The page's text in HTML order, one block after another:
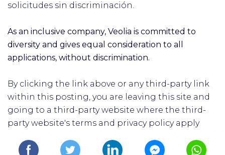
solicitudes sin discriminación.
As an inclusive company, Veolia is committed to
diversity and gives equal consideration to all
applications, without discrimination.
By clicking the link above or any third-party link
within this posting, you are leaving this site and
going to a third-party website where the third-
party website's terms and privacy policy apply